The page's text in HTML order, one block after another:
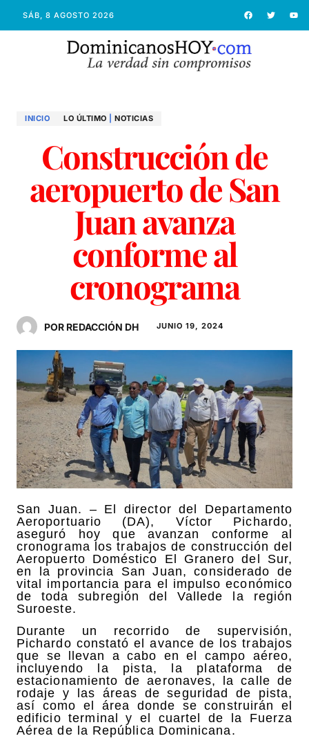
SÁB, 8 AGOSTO 2026
INICIO LO ÚLTIMO NOTICIAS
Construcción de
aeropuerto de San
Juan avanza
conforme al
cronograma
POR REDACCIÓN DH JUNIO 19, 2024
San Juan. – El director del Departamento
Aeroportuario (DA), Víctor Pichardo,
aseguró hoy que avanzan conforme al
cronograma los trabajos de construcción del
Aeropuerto Doméstico El Granero del Sur,
en la provincia San Juan, considerado de
vital importancia para el impulso económico
de toda subregión del Vallede la región
Suroeste.
Durante un recorrido de supervisión,
Pichardo constató el avance de los trabajos
que se llevan a cabo en el campo aéreo,
incluyendo la pista, la plataforma de
estacionamiento de aeronaves, la calle de
rodaje y las áreas de seguridad de pista,
así como el área donde se construirán el
edificio terminal y el cuartel de la Fuerza
Aérea de la República Dominicana.